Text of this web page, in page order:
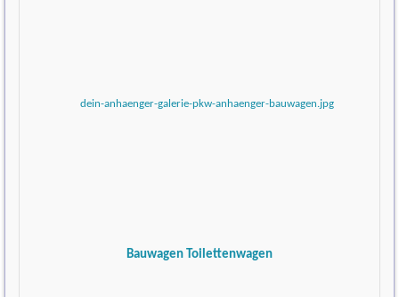
Bauwagen Toilettenwagen